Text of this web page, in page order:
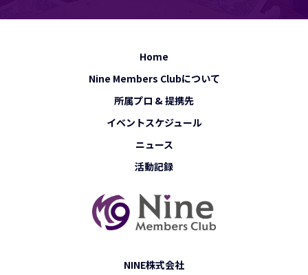
NINE株式会社
Home
Nine Members Clubについて
所属プロ & 提携先
イベントスケジュール
ニュース
活動記録